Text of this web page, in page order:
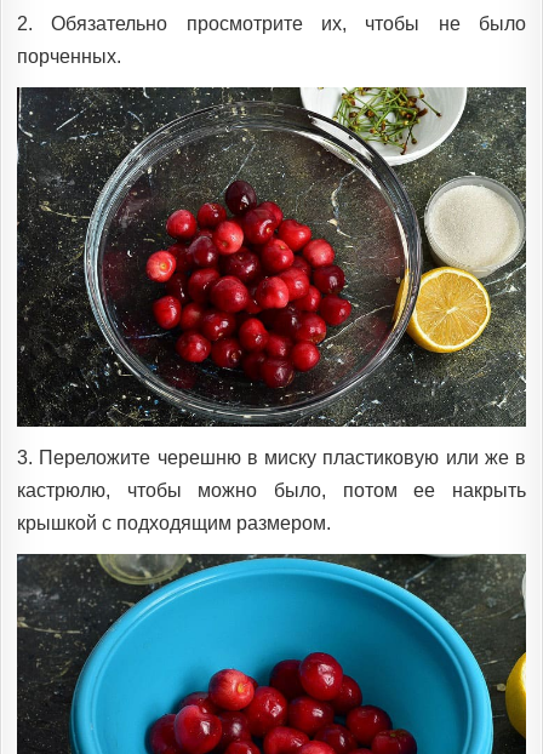
2. Обязательно просмотрите их, чтобы не было
порченных.
3. Переложите черешню в миску пластиковую или же в
кастрюлю, чтобы можно было, потом ее накрыть
крышкой с подходящим размером.